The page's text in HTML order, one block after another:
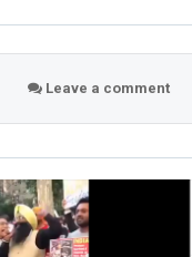
Leave a comment